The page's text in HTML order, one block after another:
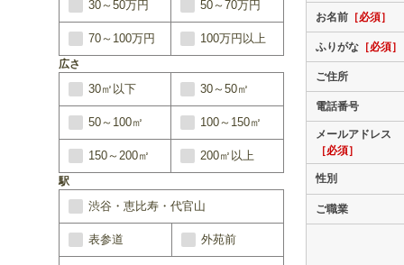
お名前［必須］
ふりがな［必須］
ご住所
電話番号
メールアドレス
［必須］
性別
ご職業
30～50万円 50～70万円
70～100万円 100万円以上
広さ
30㎡以下 30～50㎡
50～100㎡ 100～150㎡
150～200㎡ 200㎡以上
駅
渋谷・恵比寿・代官山
表参道 外苑前